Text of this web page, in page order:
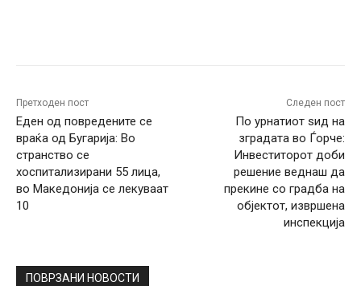
Претходен пост
Еден од повредените се
враќа од Бугарија: Во
странство се
хоспитализирани 55 лица,
во Македонија се лекуваат
10
Следен пост
По урнатиот ѕид на
зградата во Ѓорче:
Инвеститорот доби
решение веднаш да
прекине со градба на
објектот, извршена
инспекција
ПОВРЗАНИ НОВОСТИ